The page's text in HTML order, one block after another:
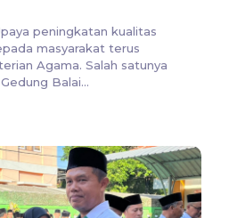
peningkatan kualitas
masyarakat terus
Agama. Salah satunya
Balai...